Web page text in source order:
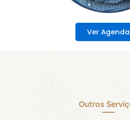
Ver Agenda
Outros